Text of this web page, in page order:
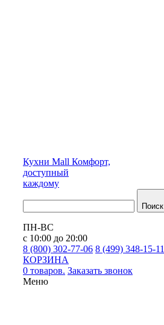
Кухни Mall Комфорт,
доступный
каждому
Поиск
ПН-ВС
с 10:00 до 20:00
8 (800) 302-77-06 8 (499) 348-15-11
КОРЗИНА
0 товаров. Заказать звонок
Меню